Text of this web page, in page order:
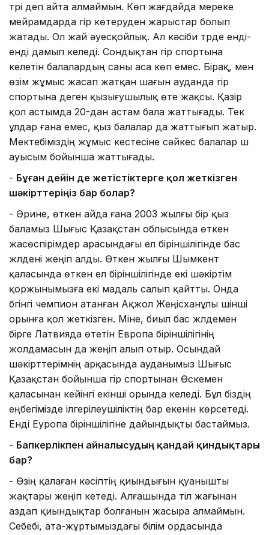
түрі деп айта алмаймын. Көп жағдайда мереке
мейрамдарда гір көтеруден жарыстар болып
жатады. Ол жай әуесқойлық. Ал кәсіби түрде енді-
енді дамып келеді. Сондықтан гір спортына
келетін балалардың саны аса көп емес. Бірақ, мен
өзім жұмыс жасап жатқан шағын ауданда гір
спортына деген қызығушылық өте жақсы. Қазір
қол астымда 20-дан астам бала жаттығады. Тек
ұлдар ғана емес, қыз балалар да жаттығып жатыр.
Мектебіміздің жұмыс кестесіне сәйкес балалар үш
ауысым бойынша жаттығады.
- Бұған дейін де жетістіктерге қол жеткізген
шәкірттеріңіз бар болар?
- Әрине, өткен айда ғана 2003 жылғы бір қыз
баламыз Шығыс Қазақстан облысында өткен
жасөспірімдер арасындағы ел біріншілігінде бас
жүлдені жеңіп алды. Өткен жылғы Шымкент
қаласында өткен ел біріншілігінде екі шәкіртім
қоржынымызға екі мадаль салып қайтты. Онда
бүгінгі чемпион атанған Ақжол Жеңісханұлы үшінші
орынға қол жеткізген. Міне, биыл бас жүлдемен
бірге Латвияда өтетін Европа біріншілігінің
жолдамасын да жеңіп алып отыр. Осындай
шәкірттерімнің арқасында ауданымыз Шығыс
Қазақстан бойынша гір спортынан Өскемен
қаласынан кейінгі екінші орында келеді. Бұл біздің
еңбегімізде ілгерілеушіліктің бар екенін көрсетеді.
Енді Еуропа біріншілігіне дайындықты бастаймыз.
- Бапкерлікпен айналысудың қандай қиндықтары
бар?
- Өзің қалаған кәсіптің қиындығын қуанышты
жақтары жеңіп кетеді. Алғашында тіл жағынан
аздап қиындықтар болғанын жасыра алмаймын.
Себебі, ата-жұртымыздағы білім ордасында